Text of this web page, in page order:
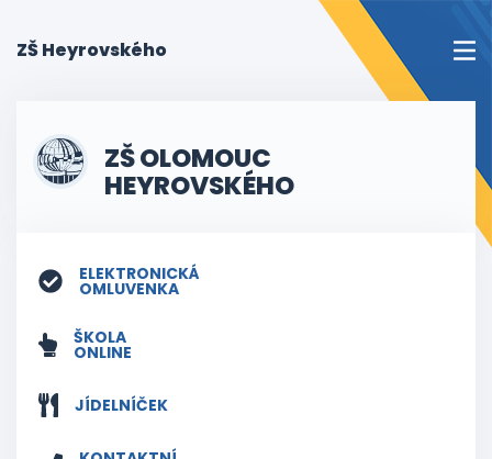
ZŠ Heyrovského
ZŠ OLOMOUC
HEYROVSKÉHO
ELEKTRONICKÁ
OMLUVENKA
ŠKOLA
ONLINE
JÍDELNÍČEK